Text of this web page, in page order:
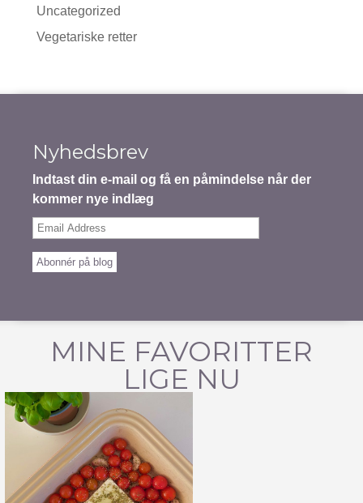
Uncategorized
Vegetariske retter
Nyhedsbrev
Indtast din e-mail og få en påmindelse når der
kommer nye indlæg
Email
Abonnér på blog
MINE FAVORITTER
LIGE NU